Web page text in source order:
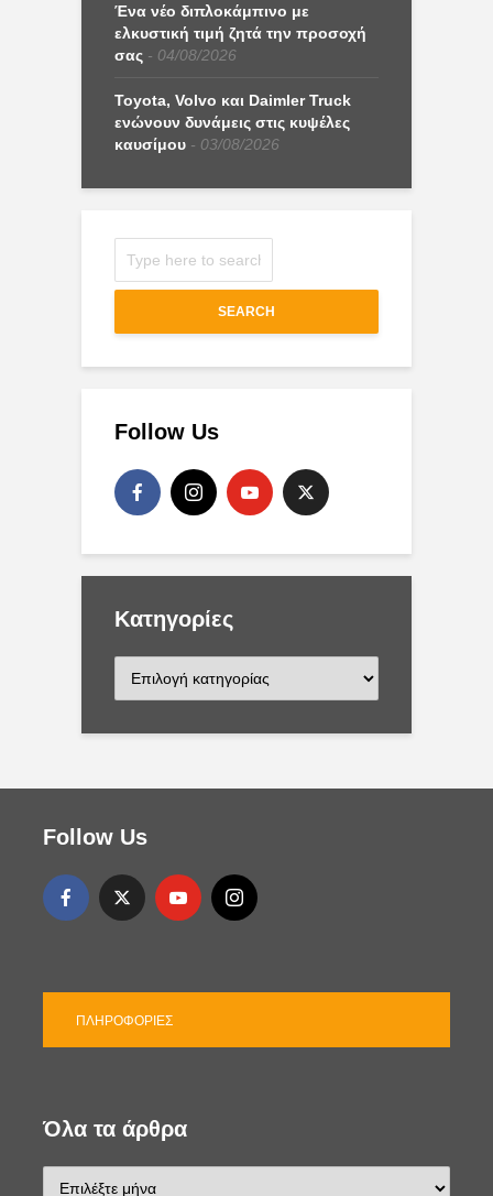
Ένα νέο διπλοκάμπινο με
ελκυστική τιμή ζητά την προσοχή
σας
04/08/2026
Toyota, Volvo και Daimler Truck
ενώνουν δυνάμεις στις κυψέλες
καυσίμου
03/08/2026
SEARCH
Follow Us
Kατηγορίες
η
Follow Us
ΠΛΗΡΟΦΟΡΊΕΣ
Όλα τα άρθρα